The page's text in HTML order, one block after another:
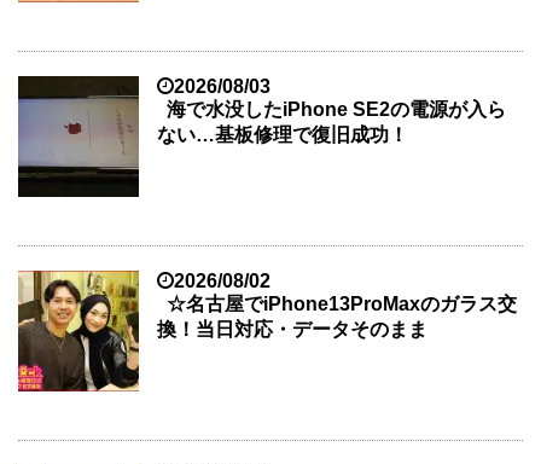
2026/08/03
海で水没したiPhone SE2の電源が入ら
ない…基板修理で復旧成功！
2026/08/02
☆名古屋でiPhone13ProMaxのガラス交
換！当日対応・データそのまま